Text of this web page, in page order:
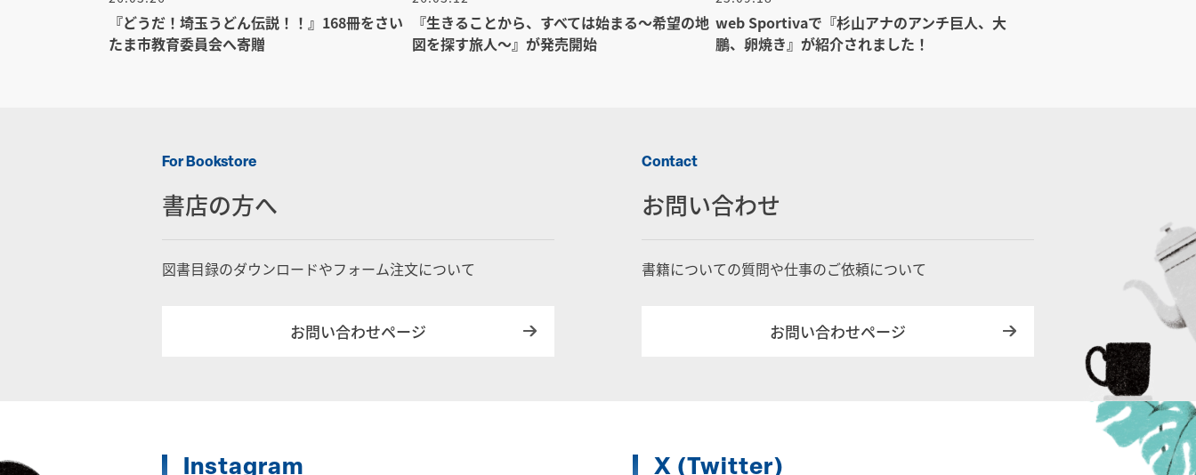
『どうだ！埼玉うどん伝説！！』168冊をさい
たま市教育委員会へ寄贈
『生きることから、すべては始まる～希望の地
図を探す旅人～』が発売開始
web Sportivaで『杉山アナのアンチ巨人、大
鵬、卵焼き』が紹介されました！
For Bookstore
書店の方へ
図書目録のダウンロードやフォーム注文について
お問い合わせページ
Contact
お問い合わせ
書籍についての質問や仕事のご依頼について
お問い合わせページ
Instagram X (Twitter)